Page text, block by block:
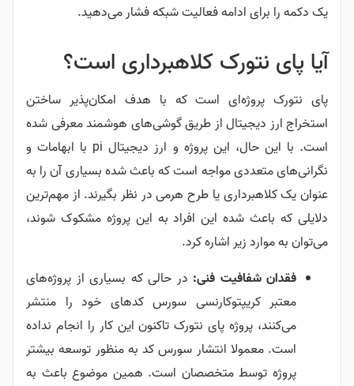
یک دکمه را برای ادامه فعالیت شبکه فشار می‌دهید.
آیا پای نتورک کلاهبرداری است؟
پای نتورک پروژه‌ای است که با هدف امکان‌پذیر ساختن
استخراج ارز دیجیتال از طریق گوشی‌های هوشمند معرفی شده
است. با این حال، این پروژه و ارز دیجیتال pi با ابهامات و
نگرانی‌های متعددی مواجه است که باعث شده بسیاری آن را به
عنوان یک کلاهبرداری یا طرح هرمی در نظر بگیرند. از مهم‌ترین
دلایلی که باعث شده این افراد به این پروژه مشکوک شوند،
می‌توان به موارد زیر اشاره کرد.
فقدان شفافیت فنی: در حالی که بسیاری از پروژه‌های
معتبر کریپتوکارنسی سورس کدهای خود را منتشر
می‌کنند، پروژه پای نتورک تاکنون این کار را انجام نداده
است. معمولا انتشار سورس کد به منظور توسعه بیشتر
پروژه توسط متخصصان است. همین موضوع باعث به